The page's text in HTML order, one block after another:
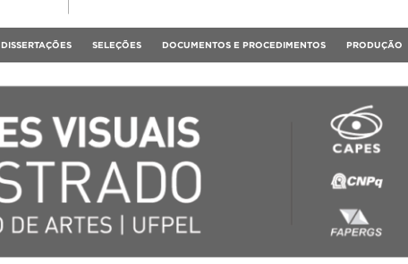
DISSERTAÇÕES SELEÇÕES DOCUMENTOS E PROCEDIMENTOS PRODUÇÃO